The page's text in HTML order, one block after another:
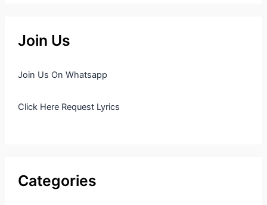
Join Us
Join Us On Whatsapp
Click Here Request Lyrics
Categories